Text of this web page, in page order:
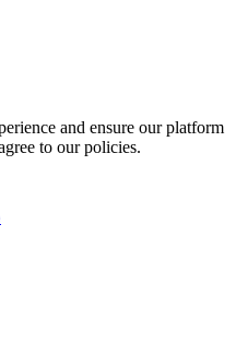
and ensure our platform
to our policies.